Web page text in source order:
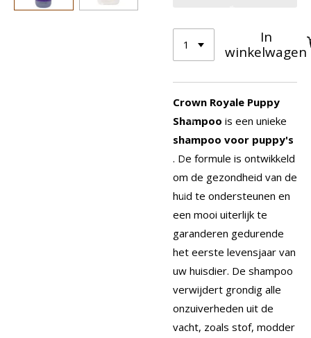
In
winkelwagen
Crown Royale Puppy
Shampoo is een unieke
shampoo voor puppy's
. De formule is ontwikkeld
om de gezondheid van de
huid te ondersteunen en
een mooi uiterlijk te
garanderen gedurende
het eerste levensjaar van
uw huisdier. De shampoo
verwijdert grondig alle
onzuiverheden uit de
vacht, zoals stof, modder